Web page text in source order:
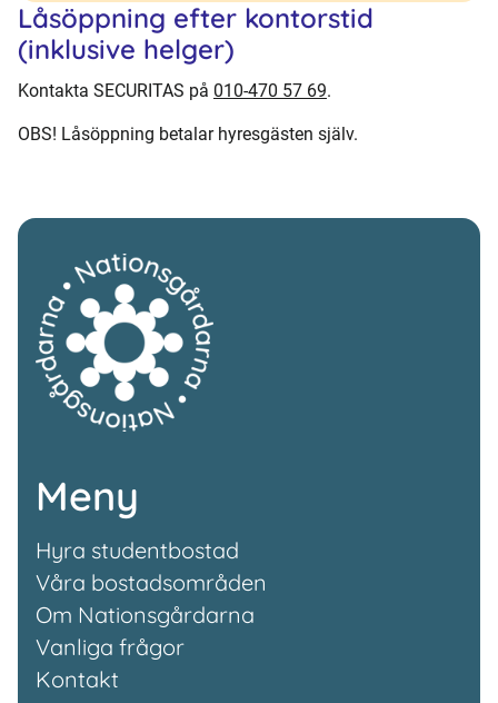
Låsöppning efter kontorstid
(inklusive helger)
Kontakta SECURITAS på 010-470 57 69.
OBS! Låsöppning betalar hyresgästen själv.
Meny
Hyra studentbostad
Våra bostadsområden
Om Nationsgårdarna
Vanliga frågor
Kontakt